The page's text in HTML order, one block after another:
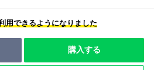
用できるようになりました
購入する